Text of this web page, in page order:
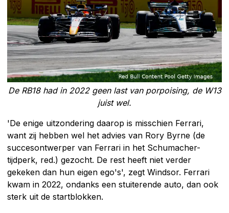
De RB18 had in 2022 geen last van porpoising, de W13
juist wel.
'De enige uitzondering daarop is misschien Ferrari,
want zij hebben wel het advies van Rory Byrne (de
succesontwerper van Ferrari in het Schumacher-
tijdperk, red.) gezocht. De rest heeft niet verder
gekeken dan hun eigen ego's', zegt Windsor. Ferrari
kwam in 2022, ondanks een stuiterende auto, dan ook
sterk uit de startblokken.